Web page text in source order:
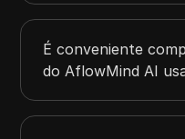
É conveniente
do AflowMind AI